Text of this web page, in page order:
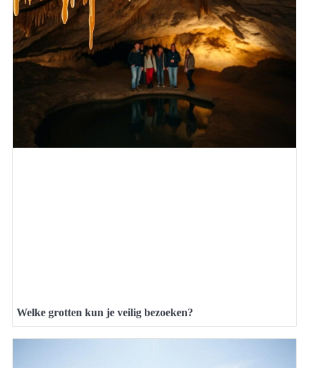
Welke grotten kun je veilig bezoeken?